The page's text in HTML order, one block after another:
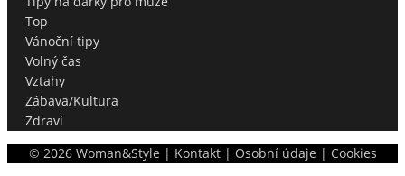
Top
Vánoční tipy
Volný čas
Vztahy
Zábava/Kultura
Zdraví
© 2026Woman&Style | Kontakt| Osobní údaje | Cookies